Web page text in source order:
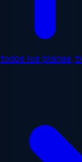
todos los planes,